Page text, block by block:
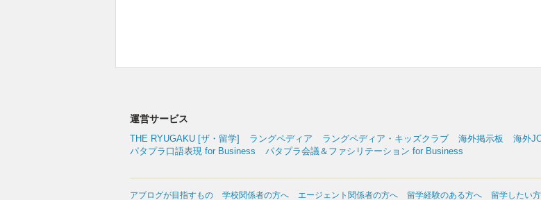
運営サービス
THE RYUGAKU [ザ・留学] ラングペディア ラングペディア・キッズクラブ 海外掲示板 海外
パタプラ口語表現 for Business
パタプラ会議＆ファシリテーション for Business
アブログが目指すもの 学校関係者の方へ エージェント関係者の方へ 留学経験のある方へ 留学したい